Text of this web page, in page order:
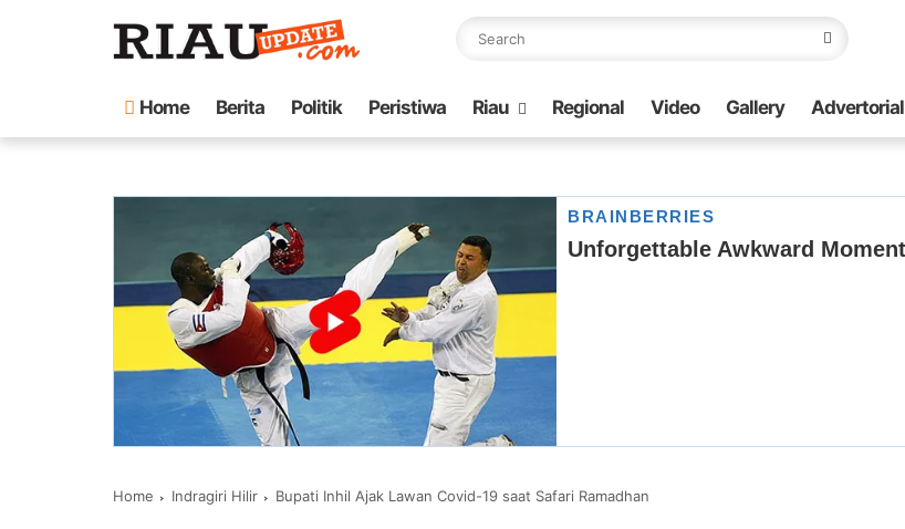
Home Berita Politik Peristiwa Riau Regional Video Gallery Advertorial
Home Indragiri Hilir Bupati Inhil Ajak Lawan Covid-19 saat Safari Ramadhan